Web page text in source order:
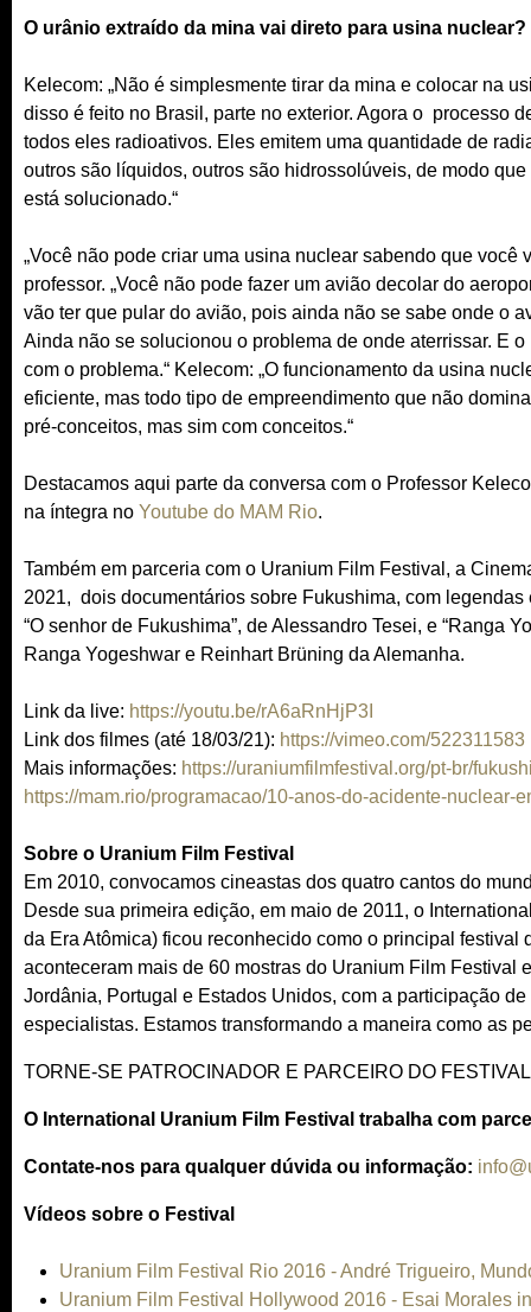
O urânio extraído da mina vai direto para usina nuclear?
Kelecom: „Não é simplesmente tirar da mina e colocar na
disso é feito no Brasil, parte no exterior. Agora o processo
todos eles radioativos. Eles emitem uma quantidade de
outros são líquidos, outros são hidrossolúveis, de modo
está solucionado.“
„Você não pode criar uma usina nuclear sabendo que
professor. „Você não pode fazer um avião decolar do
vão ter que pular do avião, pois ainda não se sabe onde o
Ainda não se solucionou o problema de onde aterrissar. E
com o problema.“ Kelecom: „O funcionamento da usina
eficiente, mas todo tipo de empreendimento que não
pré-conceitos, mas sim com conceitos.“
Destacamos aqui parte da conversa com o Professor
na íntegra no Youtube do MAM Rio.
Também em parceria com o Uranium Film Festival, a
2021, dois documentários sobre Fukushima, com
“O senhor de Fukushima”, de Alessandro Tesei, e “Ranga
Ranga Yogeshwar e Reinhart Brüning da Alemanha.
Link da live: https://youtu.be/rA6aRnHjP3I
Link dos filmes (até 18/03/21): https://vimeo.com/522311583
Mais informações: https://uraniumfilmfestival.org/pt-br/
https://mam.rio/programacao/10-anos-do-acidente-nuclear-
Sobre o Uranium Film Festival
Em 2010, convocamos cineastas dos quatro cantos do
Desde sua primeira edição, em maio de 2011, o
da Era Atômica) ficou reconhecido como o principal
aconteceram mais de 60 mostras do Uranium Film
Jordânia, Portugal e Estados Unidos, com a participação
especialistas. Estamos transformando a maneira como as
TORNE-SE PATROCINADOR E PARCEIRO DO FESTIVAL
O International Uranium Film Festival trabalha com
Contate-nos para qualquer dúvida ou informação:
Vídeos sobre o Festival
Uranium Film Festival Rio 2016 - André Trigueiro,
Uranium Film Festival Hollywood 2016 - Esai Morales